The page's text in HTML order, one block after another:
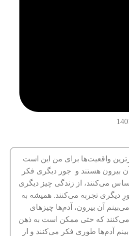
واقعیت‌ها برای من این است
بیرون هستند و جور دیگری فکر
می‌کنند، از زندگی چیز دیگری
دیگری تجربه می‌کنند. همیشه به
آن بیرون، آدم‌ها چیزهای
که حتی ممکن است به ذهن
آدم‌ها طوری فکر می‌کنند و از